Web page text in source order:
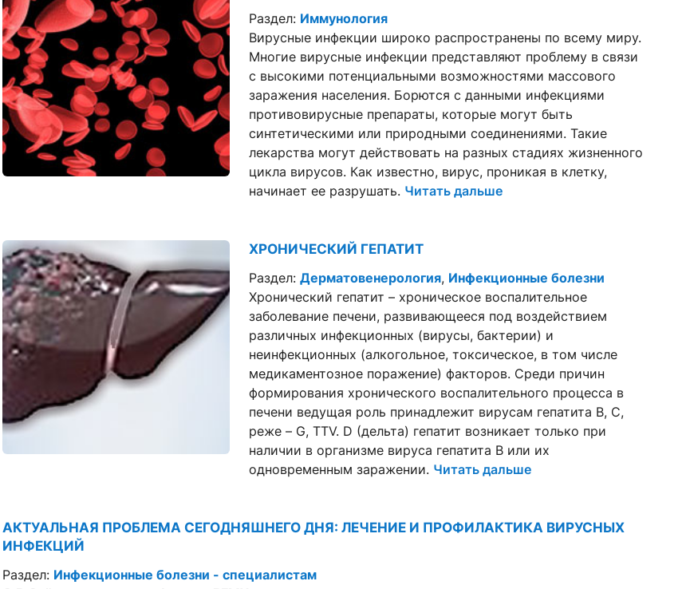
Раздел: Иммунология
Вирусные инфекции широко распространены по всему миру.
Многие вирусные инфекции представляют проблему в связи
с высокими потенциальными возможностями массового
заражения населения. Борются с данными инфекциями
противовирусные препараты, которые могут быть
синтетическими или природными соединениями. Такие
лекарства могут действовать на разных стадиях жизненного
цикла вирусов. Как известно, вирус, проникая в клетку,
начинает ее разрушать. Читать дальше
ХРОНИЧЕСКИЙ ГЕПАТИТ
Раздел: Дерматовенерология, Инфекционные болезни
Хронический гепатит – хроническое воспалительное
заболевание печени, развивающееся под воздействием
различных инфекционных (вирусы, бактерии) и
неинфекционных (алкогольное, токсическое, в том числе
медикаментозное поражение) факторов. Среди причин
формирования хронического воспалительного процесса в
печени ведущая роль принадлежит вирусам гепатита В, С,
реже – G, TTV. D (дельта) гепатит возникает только при
наличии в организме вируса гепатита В или их
одновременным заражении. Читать дальше
АКТУАЛЬНАЯ ПРОБЛЕМА СЕГОДНЯШНЕГО ДНЯ: ЛЕЧЕНИЕ И ПРОФИЛАКТИКА ВИРУСНЫХ
ИНФЕКЦИЙ
Раздел: Инфекционные болезни - специалистам